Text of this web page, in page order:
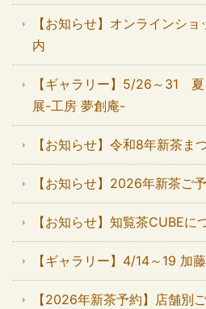
【お知らせ】オンラインシ
内
【ギャラリー】5/26～31
展-工房 夢創庵-
【お知らせ】令和8年新茶ま
【お知らせ】2026年新茶ご
【お知らせ】知覧茶CUBEに
【ギャラリー】4/14～19 加
【2026年新茶予約】店舗別